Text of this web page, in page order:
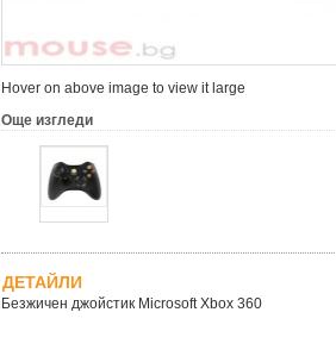
Hover on above image to view it large
Още изгледи
ДЕТАЙЛИ
Безжичен джойстик Microsoft Xbox 360